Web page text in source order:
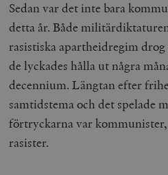
Sedan var det inte bara
detta år. Både
rasistiska apartheidregim drog
de lyckades hålla ut några
decennium. Längtan efter
samtidstema och det spelade
förtryckarna var
rasister.